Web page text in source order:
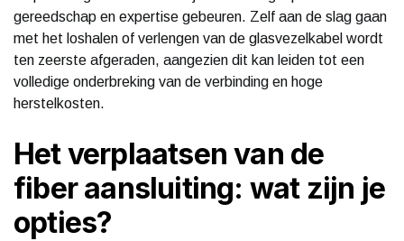
gereedschap en expertise gebeuren. Zelf aan de slag gaan
met het loshalen of verlengen van de glasvezelkabel wordt
ten zeerste afgeraden, aangezien dit kan leiden tot een
volledige onderbreking van de verbinding en hoge
herstelkosten.
Het verplaatsen van de
fiber aansluiting: wat zijn je
opties?